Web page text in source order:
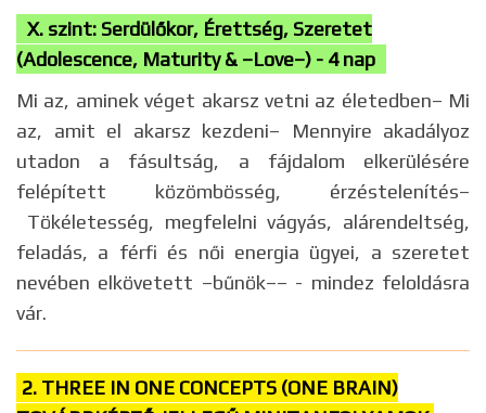
X. szint: Serdülőkor, Érettség, Szeretet
(Adolescence, Maturity & –Love–) - 4 nap
Mi az, aminek véget akarsz vetni az életedben– Mi
az, amit el akarsz kezdeni– Mennyire akadályoz
utadon a fásultság, a fájdalom elkerülésére
felépített közömbösség, érzéstelenítés–
Tökéletesség, megfelelni vágyás, alárendeltség,
feladás, a férfi és női energia ügyei, a szeretet
nevében elkövetett –bűnök–– - mindez feloldásra
vár.
2. THREE IN ONE CONCEPTS (ONE BRAIN)